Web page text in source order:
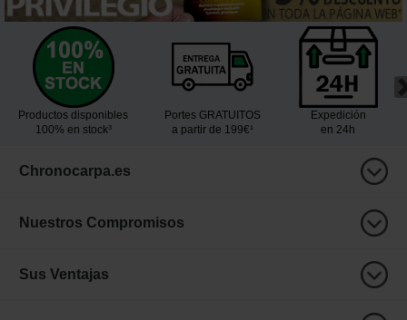
Productos disponibles
100% en stock³
Portes GRATUITOS
a partir de 199€¹
Expedición
en 24h
Chronocarpa.es
Nuestros Compromisos
Sus Ventajas